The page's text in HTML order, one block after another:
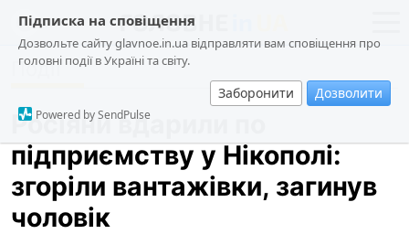
Підписка на сповіщення
Дозвольте сайту glavnoe.in.ua відправляти вам сповіщення про
головні події в Україні та світу.
Заборонити Дозволити
Powered by SendPulse
новини
про проєкт
суспільство
події
кримінал
Події
Росіяни вдарили по
підприємству у Нікополі:
згоріли вантажівки, загинув
чоловік